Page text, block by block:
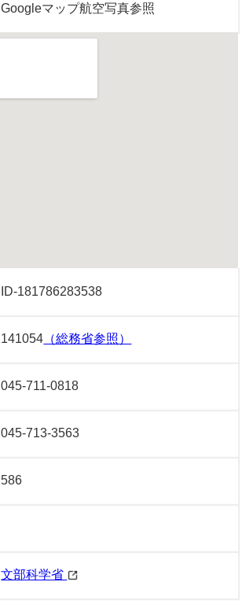
Googleマップ航空写真参照
ID-181786283538
141054 （総務省参照）
045-711-0818
045-713-3563
586
文部科学省